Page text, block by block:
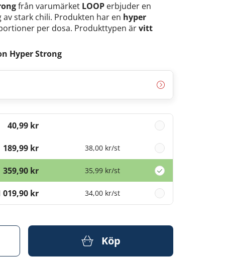
från varumärket LOOP erbjuder en
stark chili. Produkten har en hyper
per dosa. Produkttypen ärvitt
Hyper Strong
40,99 kr
189,99 kr 38,00 kr/st
359,90 kr 35,99 kr/st
019,90 kr 34,00 kr/st
Köp